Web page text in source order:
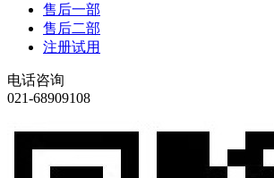
售后一部
售后二部
注册试用
电话咨询
021-68909108